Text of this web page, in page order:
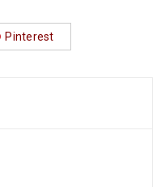
Pinterest